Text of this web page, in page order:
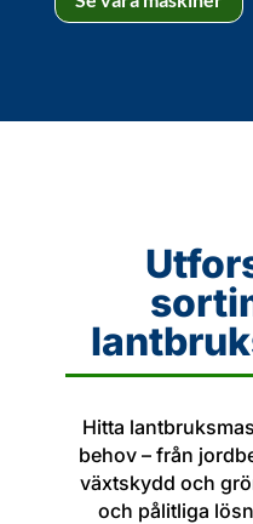
Hitta
behov – från
växtskydd och
och pålitliga